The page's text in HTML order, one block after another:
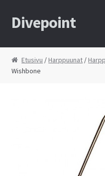
Siirry
navigointiin
Siirry
sisältöön
Divepoint
Etusivu
Tietosuojaseloste
Etusivu /Harppuunat /
Wishbone